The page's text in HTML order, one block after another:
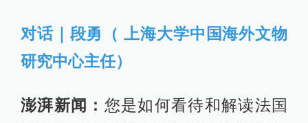
对话｜段勇（ 上海大学中国海外文物
研究中心主任）
澎湃新闻： 您是如何看待和解读法国